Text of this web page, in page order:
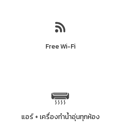
Free Wi-Fi
แอร์ + เครื่องทำน้ำอุ่นทุกห้อง